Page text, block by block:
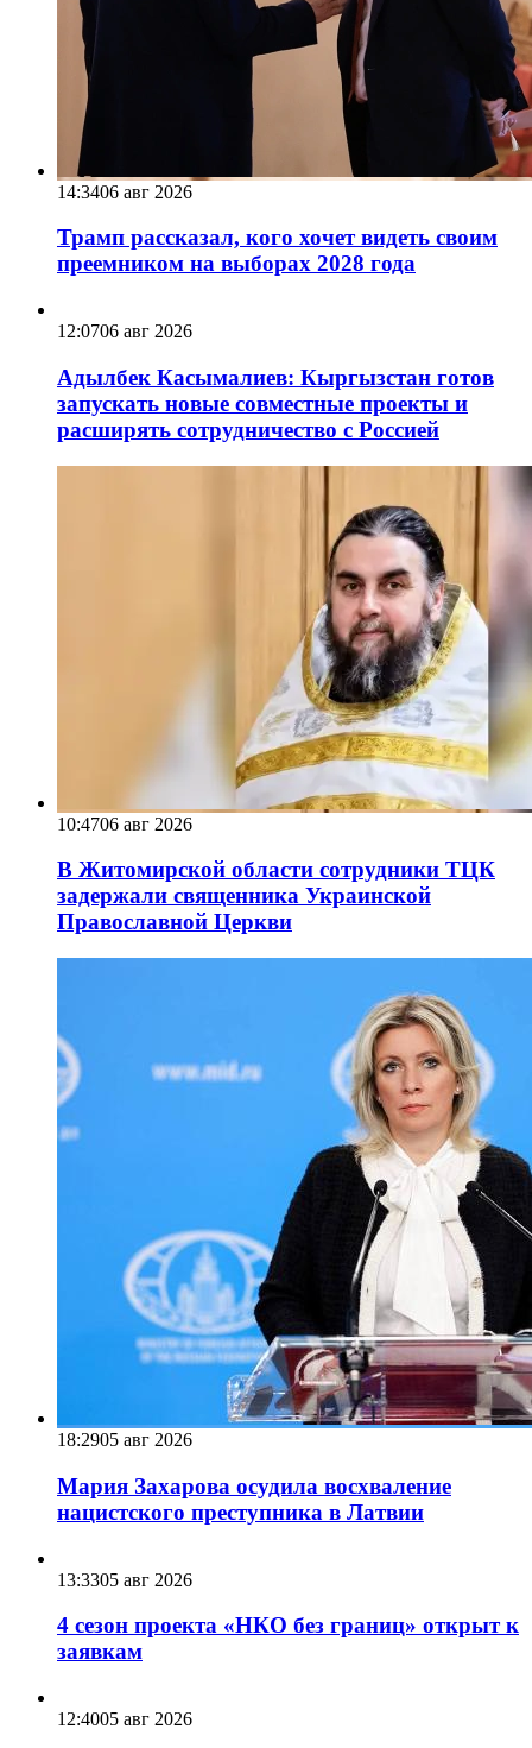
14:3406 авг 2026
Трамп рассказал, кого хочет видеть своим
преемником на выборах 2028 года
12:0706 авг 2026
Адылбек Касымалиев: Кыргызстан готов
запускать новые совместные проекты и
расширять сотрудничество с Россией
10:4706 авг 2026
В Житомирской области сотрудники ТЦК
задержали священника Украинской
Православной Церкви
18:2905 авг 2026
Мария Захарова осудила восхваление
нацистского преступника в Латвии
13:3305 авг 2026
4 сезон проекта «НКО без границ» открыт к
заявкам
12:4005 авг 2026